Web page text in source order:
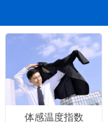
体感温度指数